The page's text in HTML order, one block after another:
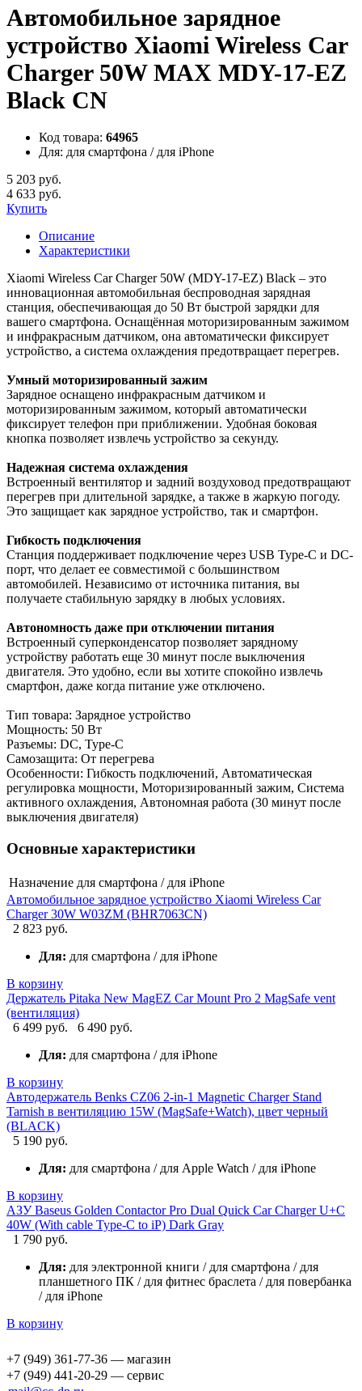
Автомобильное зарядное
устройство Xiaomi Wireless Car
Charger 50W MAX MDY-17-EZ
Black CN
Код товара: 64965
Для: для смартфона / для iPhone
5 203 руб.
4 633 руб.
Купить
Описание
Характеристики
Xiaomi Wireless Car Charger 50W (MDY-17-EZ) Black – это
инновационная автомобильная беспроводная зарядная
станция, обеспечивающая до 50 Вт быстрой зарядки для
вашего смартфона. Оснащённая моторизированным зажимом
и инфракрасным датчиком, она автоматически фиксирует
устройство, а система охлаждения предотвращает перегрев.
Умный моторизированный зажим
Зарядное оснащено инфракрасным датчиком и
моторизированным зажимом, который автоматически
фиксирует телефон при приближении. Удобная боковая
кнопка позволяет извлечь устройство за секунду.
Надежная система охлаждения
Встроенный вентилятор и задний воздуховод предотвращают
перегрев при длительной зарядке, а также в жаркую погоду.
Это защищает как зарядное устройство, так и смартфон.
Гибкость подключения
Станция поддерживает подключение через USB Type-C и DC-
порт, что делает ее совместимой с большинством
автомобилей. Независимо от источника питания, вы
получаете стабильную зарядку в любых условиях.
Автономность даже при отключении питания
Встроенный суперконденсатор позволяет зарядному
устройству работать еще 30 минут после выключения
двигателя. Это удобно, если вы хотите спокойно извлечь
смартфон, даже когда питание уже отключено.
Тип товара: Зарядное устройство
Мощность: 50 Вт
Разъемы: DC, Type-C
Самозащита: От перегрева
Особенности: Гибкость подключений, Автоматическая
регулировка мощности, Моторизированный зажим, Система
активного охлаждения, Автономная работа (30 минут после
выключения двигателя)
Основные характеристики
Назначение для смартфона / для iPhone
Автомобильное зарядное устройство Xiaomi Wireless Car
Charger 30W W03ZM (BHR7063CN)
2 823 руб.
Для: для смартфона / для iPhone
В корзину
Держатель Pitaka New MagEZ Car Mount Pro 2 MagSafe vent
(вентиляция)
6 499 руб.
6 490 руб.
Для: для смартфона / для iPhone
В корзину
Автодержатель Benks CZ06 2-in-1 Magnetic Charger Stand
Tarnish в вентиляцию 15W (MagSafe+Watch), цвет черный
(BLACK)
5 190 руб.
Для: для смартфона / для Apple Watch / для iPhone
В корзину
АЗУ Baseus Golden Contactor Pro Dual Quick Car Charger U+C
40W (With cable Type-C to iP) Dark Gray
1 790 руб.
Для: для электронной книги / для смартфона / для
планшетного ПК / для фитнес браслета / для повербанка
/ для iPhone
В корзину
+7 (949) 361-77-36 — магазин
+7 (949) 441-20-29 — сервис